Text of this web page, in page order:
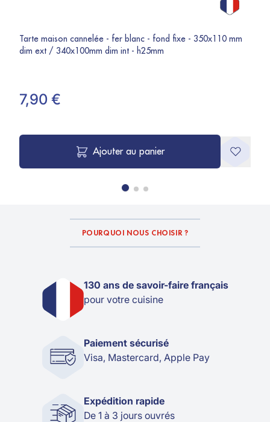
Tarte maison cannelée - fer blanc - fond fixe - 350x110 mm
dim ext / 340x100mm dim int - h25mm
7,90 €
Ajouter au panier
POURQUOI NOUS CHOISIR ?
130 ans de savoir-faire français
pour votre cuisine
Paiement sécurisé
Visa, Mastercard, Apple Pay
Expédition rapide
De 1 à 3 jours ouvrés